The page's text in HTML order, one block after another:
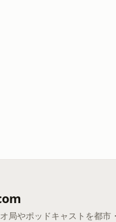
局やポッドキャストを都市